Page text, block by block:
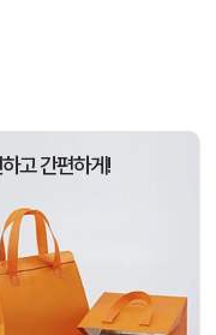
08-06
[주문제작] 에코백 맞춤 제작 서비스 08-06
고 간편하게!